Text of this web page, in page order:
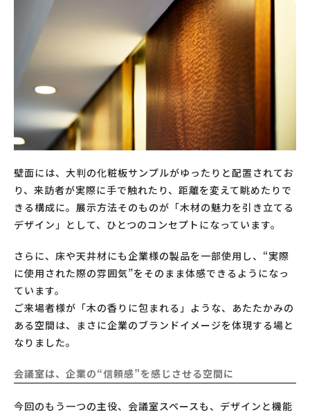
壁面には、大判の化粧板サンプルがゆったりと配置されてお
り、来訪者が実際に手で触れたり、距離を変えて眺めたりで
きる構成に。展示方法そのものが「木材の魅力を引き立てる
デザイン」として、ひとつのコンセプトになっています。
さらに、床や天井材にも企業様の製品を一部使用し、“実際
に使用された際の雰囲気”をそのまま体感できるようになっ
ています。
ご来場者様が「木の香りに包まれる」ような、あたたかみの
ある空間は、まさに企業のブランドイメージを体現する場と
なりました。
会議室は、企業の“信頼感”を感じさせる空間に
今回のもう一つの主役、会議室スペースも、デザインと機能